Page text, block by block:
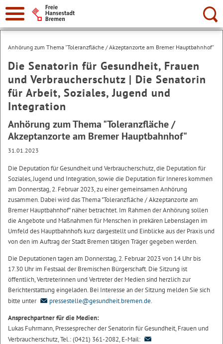
Suche:
Anhörung zum Thema "Toleranzfläche / Akzeptanzorte am Bremer Hauptbahnhof"
Die Senatorin für Gesundheit, Frauen
und Verbraucherschutz | Die Senatorin
für Arbeit, Soziales, Jugend und
Integration
Anhörung zum Thema "Toleranzfläche /
Akzeptanzorte am Bremer Hauptbahnhof"
31.01.2023
Die Deputation für Gesundheit und Verbraucherschutz, die Deputation für
Soziales, Jugend und Integration, sowie die Deputation für Inneres kommen
am Donnerstag, 2. Februar 2023, zu einer gemeinsamen Anhörung
zusammen. Dabei wird das Thema "Toleranzfläche / Akzeptanzorte am
Bremer Hauptbahnhof" näher betrachtet. Im Rahmen der Anhörung sollen
die Angebote und Maßnahmen für Menschen in prekären Lebenslagen im
Umfeld des Hauptbahnhofs kurz dargestellt und Einblicke aus der Praxis und
von den im Auftrag der Stadt Bremen tätigen Träger gegeben werden.
Die Deputationen tagen am Donnerstag, 2. Februar 2023 von 14 Uhr bis
17.30 Uhr im Festsaal der Bremischen Bürgerschaft. Die Sitzung ist
öffentlich, Vertreterinnen und Vertreter der Medien sind herzlich zur
Berichterstattung eingeladen. Bei Interesse an der Sitzung melden Sie sich
bitte unter
pressestelle@gesundheit.bremen.de.
Ansprechpartner für die Medien:
Lukas Fuhrmann, Pressesprecher der Senatorin für Gesundheit, Frauen und
Verbraucherschutz, Tel.: (0421) 361-2082, E-Mail: